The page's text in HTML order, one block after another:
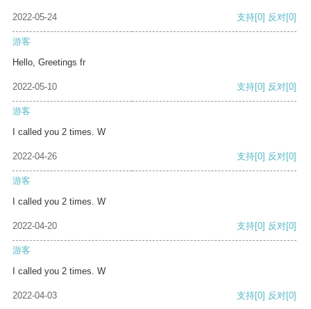
2022-05-24 支持[0] 反对[0]
游客
Hello, Greetings fr
2022-05-10 支持[0] 反对[0]
游客
I called you 2 times. W
2022-04-26 支持[0] 反对[0]
游客
I called you 2 times. W
2022-04-20 支持[0] 反对[0]
游客
I called you 2 times. W
2022-04-03 支持[0] 反对[0]